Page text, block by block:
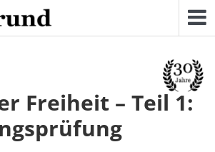
Freiheit – Teil 1: